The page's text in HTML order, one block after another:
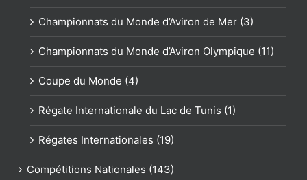
Championnats du Monde d’Aviron de Mer (3)
Championnats du Monde d’Aviron Olympique (11)
Coupe du Monde (4)
Régate Internationale du Lac de Tunis (1)
Régates Internationales (19)
Compétitions Nationales (143)